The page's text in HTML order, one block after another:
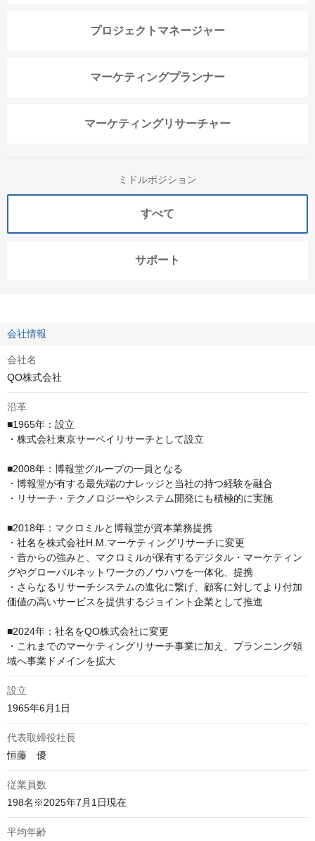
プロジェクトマネージャー
マーケティングプランナー
マーケティングリサーチャー
ミドルポジション
すべて
サポート
会社情報
会社名
QO株式会社
沿革
■1965年：設立
・株式会社東京サーベイリサーチとして設立
■2008年：博報堂グループの一員となる
・博報堂が有する最先端のナレッジと当社の持つ経験を融合
・リサーチ・テクノロジーやシステム開発にも積極的に実施
■2018年：マクロミルと博報堂が資本業務提携
・社名を株式会社H.M.マーケティングリサーチに変更
・昔からの強みと、マクロミルが保有するデジタル・マーケティン
グやグローバルネットワークのノウハウを一体化、提携
・さらなるリサーチシステムの進化に繋げ、顧客に対してより付加
価値の高いサービスを提供するジョイント企業として推進
■2024年：社名をQO株式会社に変更
・これまでのマーケティングリサーチ事業に加え、プランニング領
域へ事業ドメインを拡大
設立
1965年6月1日
代表取締役社長
恒藤　優
従業員数
198名※2025年7月1日現在
平均年齢